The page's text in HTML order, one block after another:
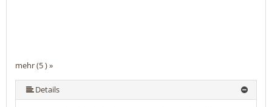
mehr (5 ) »
mehr (5 ) »
Details